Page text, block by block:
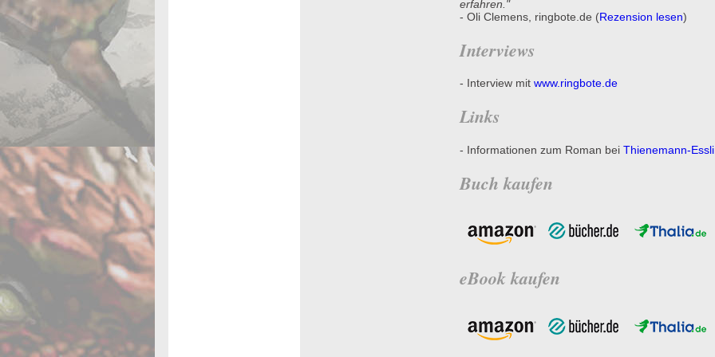
erfahren."
- Oli Clemens, ringbote.de (Rezension lesen)
Interviews
- Interview mit www.ringbote.de
Links
- Informationen zum Roman bei Thienemann-
Buch kaufen
eBook kaufen